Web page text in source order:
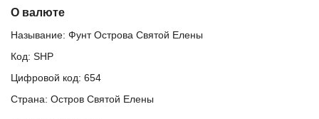
О валюте
Называние: Фунт Острова Святой Елены
Код: SHP
Цифровой код: 654
Страна: Остров Святой Елены